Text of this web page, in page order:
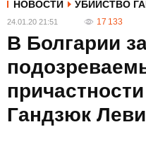
НОВОСТИ УБИЙСТВО
24.01.20 21:51 17 133
В Болгарии
Гандзюк